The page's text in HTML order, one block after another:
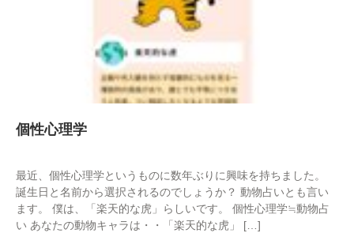
個性心理学
最近、個性心理学というものに数年ぶりに興味を持ちました。
誕生日と名前から選択されるのでしょうか？ 動物占いとも言い
ます。 僕は、「楽天的な虎」らしいです。 個性心理学≒動物占
い あなたの動物キャラは・・「楽天的な虎」 […]